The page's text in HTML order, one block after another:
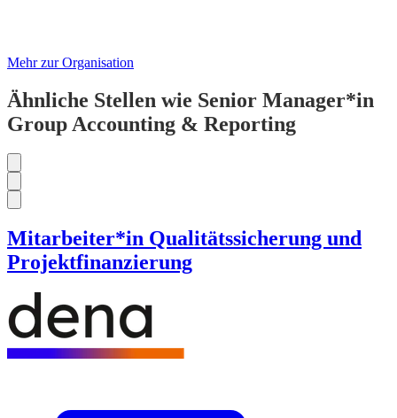
Mehr zur Organisation
Ähnliche Stellen wie Senior Manager*in
Group Accounting & Reporting
Mitarbeiter*in Qualitätssicherung und
Projektfinanzierung